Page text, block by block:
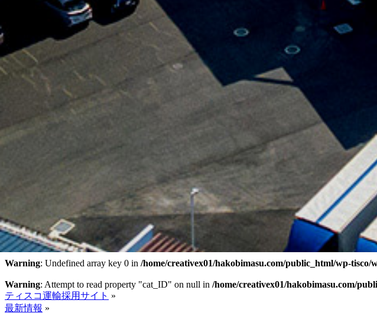
Warning: Undefined array key 0 in /home/creativex01/hakobimasu.com/public_html/wp-tisco/
Warning: Attempt to read property "cat_ID" on null in /home/creativex01/hakobimasu.com/
ティスコ運輸採用サイト »
最新情報 »